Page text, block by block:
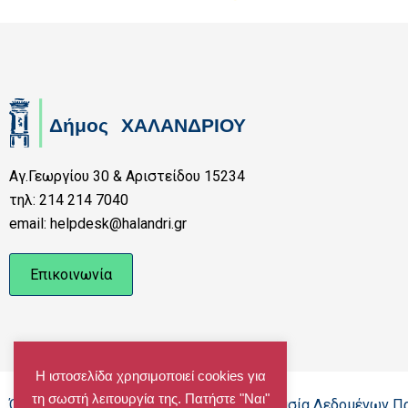
Αγ.Γεωργίου 30 & Αριστείδου 15234
τηλ: 214 214 7040
email: helpdesk@halandri.gr
Επικοινωνία
Η ιστοσελίδα χρησιμοποιεί cookies για
τη σωστή λειτουργία της. Πατήστε "Ναι"